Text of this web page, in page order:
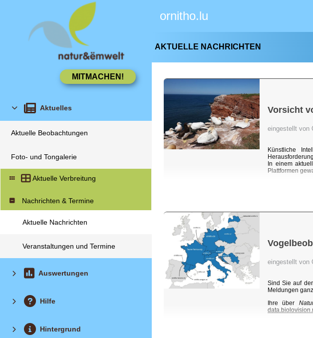
ornitho.lu
Aktuelles
Aktuelle Beobachtungen
Foto- und Tongalerie
Aktuelle Verbreitung
Nachrichten & Termine
Aktuelle Nachrichten
Veranstaltungen und Termine
Auswertungen
Hilfe
Hintergrund
AKTUELLE NACHRICHTEN
Vorsicht
eingestellt von
Künstliche
In einem
Plattformen
eingestellt von
Sind Sie auf
Meldungen
Ihre über